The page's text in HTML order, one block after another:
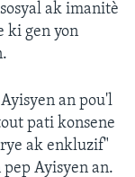
ak imanitè
ki gen yon
an pou'l
pati konsene
ak enkluzif"
Ayisyen an.